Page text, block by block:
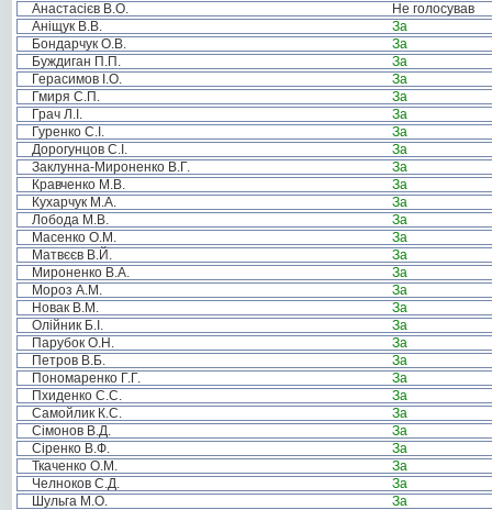
Анастасієв В.О.
Не голосував
Аніщук В.В.
За
Бондарчук О.В.
За
Буждиган П.П.
За
Герасимов І.О.
За
Гмиря С.П.
За
Грач Л.І.
За
Гуренко С.І.
За
Дорогунцов С.І.
За
Заклунна-Мироненко В.Г.
За
Кравченко М.В.
За
Кухарчук М.А.
За
Лобода М.В.
За
Масенко О.М.
За
Матвєєв В.Й.
За
Мироненко В.А.
За
Мороз А.М.
За
Новак В.М.
За
Олійник Б.І.
За
Парубок О.Н.
За
Петров В.Б.
За
Пономаренко Г.Г.
За
Пхиденко С.С.
За
Самойлик К.С.
За
Сімонов В.Д.
За
Сіренко В.Ф.
За
Ткаченко О.М.
За
Челноков С.Д.
За
Шульга М.О.
За